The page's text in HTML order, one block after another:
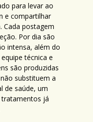
para levar ao
e compartilhar
Cada postagem
Por dia são
intensa, além do
técnica e
são produzidas
substituem a
de saúde, um
já